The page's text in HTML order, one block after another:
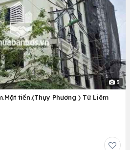
5
tiền.(Thụy Phương ) Từ Liêm